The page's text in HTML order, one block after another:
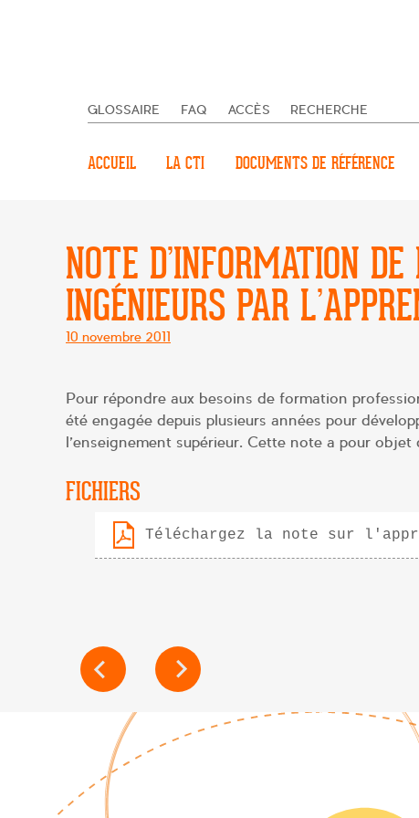
GLOSSAIRE FAQ ACCÈS RECHERCHE
ACCUEIL LA CTI DOCUMENTS DE RÉFÉRENCE
NOTE D’INFORMATION
INGÉNIEURS PAR
Posté
10 novembre 2011
Pour répondre aux besoins de formation
été engagée depuis plusieurs années pour
l’enseignement supérieur. Cette note a pour
FICHIERS
Téléchargez la note sur
NAVIGATION
DE
L’ARTICLE